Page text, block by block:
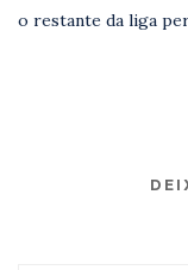
o restante da liga